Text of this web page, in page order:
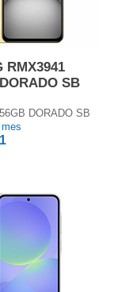
RMX3941
SB
DORADO SB